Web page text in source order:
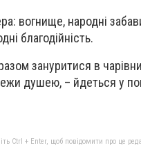
вогнище, народні
благодійність.
зануритися в
душею, – йдеться у
Ctrl + Enter, щоб повідомити про це